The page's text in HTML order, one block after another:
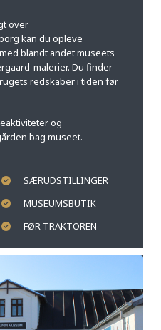
over
kan du opleve
blandt andet museets
malerier. Du finder
redskaber i tiden før
og
bag museet.
SÆRUDSTILLINGER
MUSEUMSBUTIK
FØR TRAKTOREN